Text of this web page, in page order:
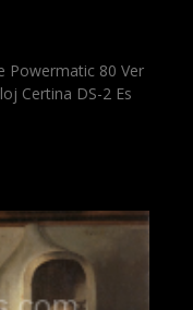
Powermatic 80 Ver
Certina DS-2 Es